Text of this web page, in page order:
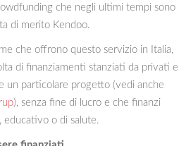
che negli ultimi tempi sono
di merito Kendoo.
che offrono questo servizio in Italia,
di finanziamenti stanziati da privati e
un particolare progetto (vedi anche
), senza fine di lucro e che finanzi
educativo o di salute.